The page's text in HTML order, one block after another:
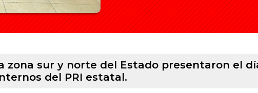
sur y norte del Estado presentaron el
del PRI estatal.